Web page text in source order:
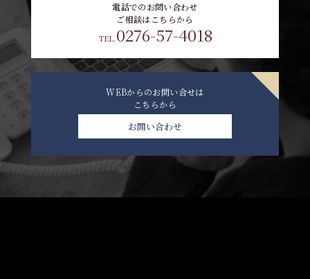
電話でのお問い合わせ
ご相談はこちらから
TEL.0276-57-4018
WEBからのお問い合せは
こちらから
お問い合わせ